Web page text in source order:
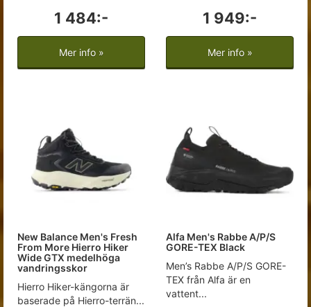
1 484:-
Mer info »
1 949:-
Mer info »
New Balance Men's Fresh
From More Hierro Hiker
Wide GTX medelhöga
vandringsskor
Hierro Hiker-kängorna är
baserade på Hierro-terrän...
Alfa Men's Rabbe A/P/S
GORE-TEX Black
Men’s Rabbe A/P/S GORE-
TEX från Alfa är en
vattent...